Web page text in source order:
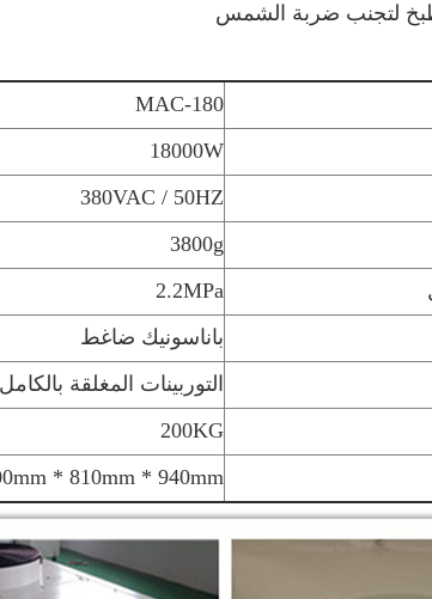
MAC-180
18000W
380VAC / 50HZ
3800g
2.2MPa
باناسونيك ضاغط
التوربينات المغلقة بالكامل
200KG
* 810mm * 940mm